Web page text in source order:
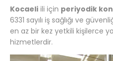
Kocaeli ili için periyodik
6331 sayılı iş sağlığı ve
en az bir kez yetkili kişilerce
hizmetlerdir.